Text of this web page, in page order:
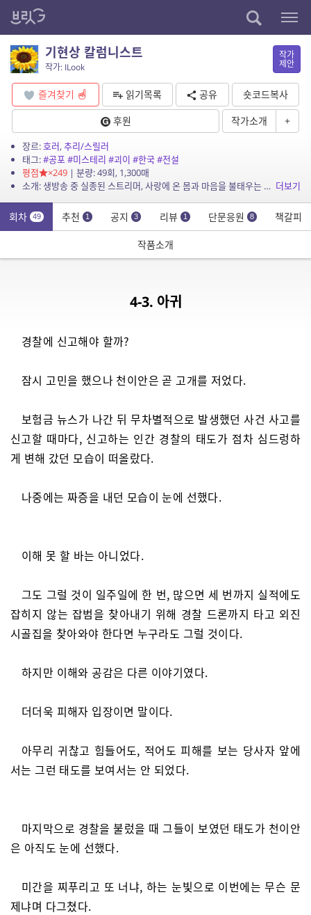
기현상 칼럼니스트
작가: ILook
작가
제안
즐겨찾기 읽기목록 공유
숏코드복사
후원
작가소개 +
장르:호러,추리/스릴러
태그:#공포#미스테리 #괴이 #한국#전설
평점
×249| 분량: 49회, 1,300매
소개: 생방송 중 실종된 스트리머, 사랑에 온 몸과 마음을 불태우는 사람, 아름다운 형상과 함께 나타난 알 수 없는 전염병 그리고 갑작스레 아귀가 되어 나타난 조상까지. 이미 일어났으나 ... 더보기
회차 49 추천 1 공지 3 리뷰 1 단문응원 8 책갈피
작품소개
4-3. 아귀
경찰에 신고해야 할까?
잠시 고민을 했으나 천이안은 곧 고개를 저었다.
보험금 뉴스가 나간 뒤 무차별적으로 발생했던 사건 사고를
신고할 때마다, 신고하는 인간 경찰의 태도가 점차 심드렁하
게 변해 갔던 모습이 떠올랐다.
나중에는 짜증을 내던 모습이 눈에 선했다.
이해 못 할 바는 아니었다.
그도 그럴 것이 일주일에 한 번, 많으면 세 번까지 실적에도
잡히지 않는 잡범을 찾아내기 위해 경찰 드론까지 타고 외진
시골집을 찾아와야 한다면 누구라도 그럴 것이다.
하지만 이해와 공감은 다른 이야기였다.
더더욱 피해자 입장이면 말이다.
아무리 귀찮고 힘들어도, 적어도 피해를 보는 당사자 앞에
서는 그런 태도를 보여서는 안 되었다.
마지막으로 경찰을 불렀을 때 그들이 보였던 태도가 천이안
은 아직도 눈에 선했다.
미간을 찌푸리고 또 너냐, 하는 눈빛으로 이번에는 무슨 문
제냐며 다그쳤다.